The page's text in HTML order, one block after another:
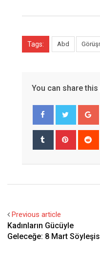
Tags: Abd
You can share this
Tumblr Pinterest
Previous article
Kadınların Gücüyle
Geleceğe: 8 Mart